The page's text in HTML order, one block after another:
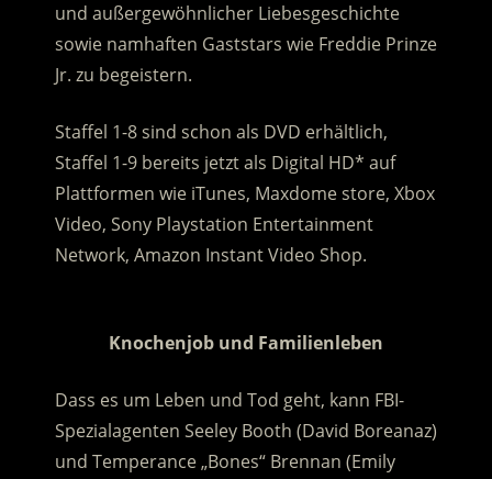
und außergewöhnlicher Liebesgeschichte
sowie namhaften Gaststars wie Freddie Prinze
Jr. zu begeistern.
Staffel 1-8 sind schon als DVD erhältlich,
Staffel 1-9 bereits jetzt als Digital HD* auf
Plattformen wie iTunes, Maxdome store, Xbox
Video, Sony Playstation Entertainment
Network, Amazon Instant Video Shop.
Knochenjob und Familienleben
Dass es um Leben und Tod geht, kann FBI-
Spezialagenten Seeley Booth (David Boreanaz)
und Temperance „Bones“ Brennan (Emily